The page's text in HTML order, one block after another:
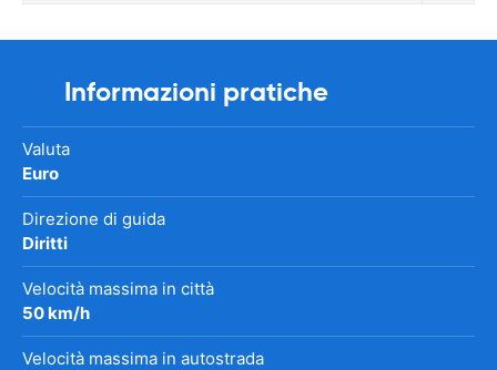
Informazioni pratiche
Valuta
Euro
Direzione di guida
Diritti
Velocità massima in città
50 km/h
Velocità massima in autostrada